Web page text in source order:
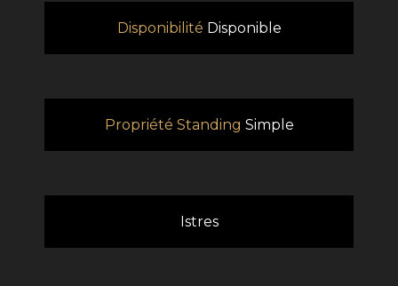
Disponibilité Disponible
Propriété Standing Simple
Istres